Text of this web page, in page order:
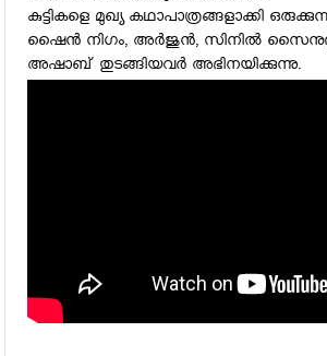
കുട്ടികളെ മുഖ്യ കഥാപാത്രങ്ങളാക്കി
ഷൈന്‍ നിഗം, അര്‍ജുന്‍, സിനില്‍
അഷാബ് തുടങ്ങിയവര്‍ അഭിനയിക്കുന്നു.